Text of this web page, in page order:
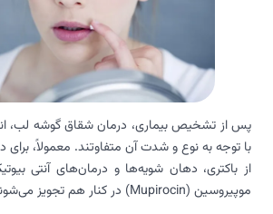
پس از تشخیص بیماری، درمان شقاق گوشه لب،
با توجه به نوع و شدت آن متفاوتند. معمولاً،
از باکتری‌، دهان‌ شویه‌ها و درمان‌های آنتی
موپیروسین (Mupirocin) در کنار هم تجویز می‌شوند.